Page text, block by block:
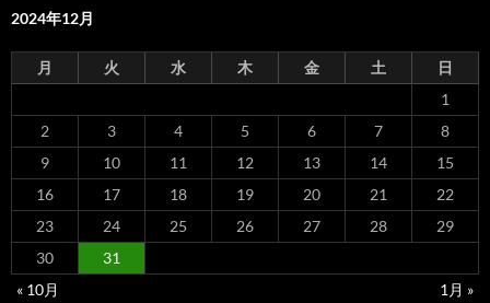
2024年12月
月 火 水 木 金 土
日
1
2
3 4 5 6 7
8
9
10 11 12 13 14
15
16
17 18 19 20 21
22
23
24 25 26 27 28
29
30
31
« 10月
1月 »